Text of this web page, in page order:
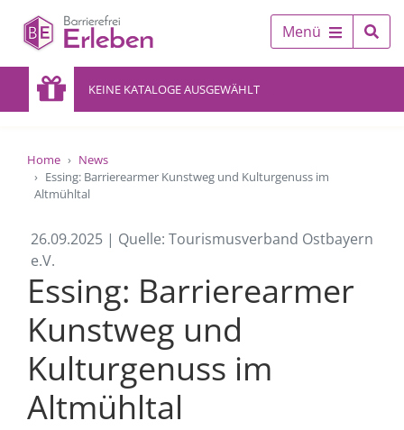
Menü
KEINE KATALOGE AUSGEWÄHLT
Home
News
Essing: Barrierearmer Kunstweg und Kulturgenuss im
Altmühltal
26.09.2025 | Quelle: Tourismusverband Ostbayern
e.V.
Essing: Barrierearmer
Kunstweg und
Kulturgenuss im
Altmühltal